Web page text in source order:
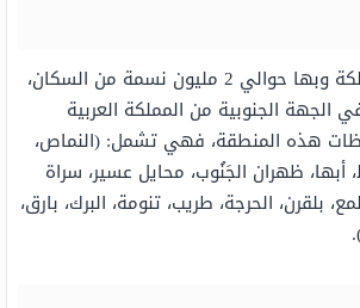
من اكبر مناطق المملكة وبها حوالي 2 مليون نسمة من السكان،
الجنوبية من المملكة العربية
هذه المنطقة، فهي تشمل: (النماص،
ظهران الجَنُوب، محايل عسير، سراة
بلقرن، الحرجة، طريب، تنومة، البرك، بارق،